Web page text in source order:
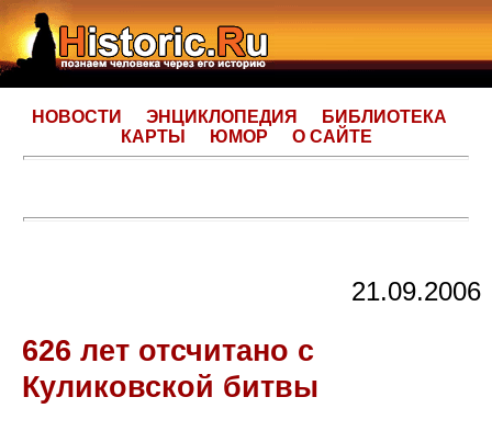
НОВОСТИ ЭНЦИКЛОПЕДИЯ
БИБЛИОТЕКА
КАРТЫ
ЮМОР О САЙТЕ
21.09.2006
626 лет отсчитано с
Куликовской битвы